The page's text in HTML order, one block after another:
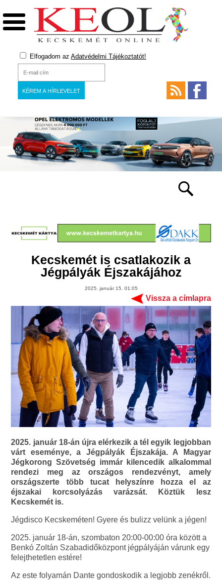
Elfogadom az Adatvédelmi Tájékoztatót!
Kecskemét is csatlakozik a
Jégpályák Éjszakájához
2025. január 15. 01:05
Vissza a címlapra
2025. január 18-án újra elérkezik a tél egyik legjobban
várt eseménye, a Jégpályák Éjszakája. A Magyar
Jégkorong Szövetség immár kilencedik alkalommal
rendezi meg az országos rendezvényt, amely
országszerte több tucat helyszínre hozza el az
éjszakai korcsolyázás varázsát. Köztük lesz
Kecskemét is.
Jégdisco Kecskeméten! Gyere és bulizz velünk a jégen!
2025. január 18-án, szombaton 20:00-00:00 óra között a
Benkó Zoltán Szabadidőközpont jégpályáján várunk egy
felejthetetlen estére!
Az este folyamán Dante gondoskodik a legjobb zenékről.